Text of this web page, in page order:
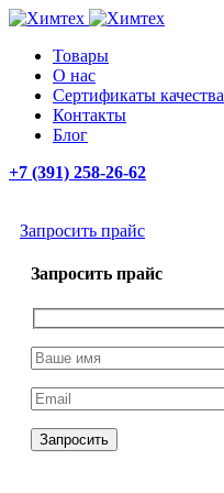
Товары
О нас
Сертификаты качества
Контакты
Блог
+7 (391) 258-26-62
Запросить прайс
Запросить прайс